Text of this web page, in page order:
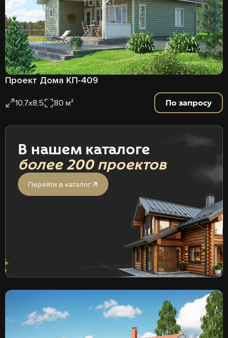
Проект Дома КП-409
10,7х8,5 80 м² По запросу
В нашем каталоге
более 200 проектов
Перейти в каталог